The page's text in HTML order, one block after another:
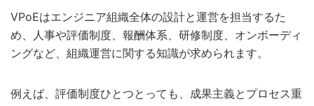
VPoEはエンジニア組織全体の設計と運営を担当するた
め、人事や評価制度、報酬体系、研修制度、オンボーディ
ングなど、組織運営に関する知識が求められます。
例えば、評価制度ひとつとっても、成果主義とプロセス重